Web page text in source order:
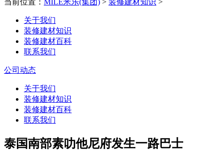
关于我们
装修建材知识
装修建材百科
联系我们
公司动态
关于我们
装修建材知识
装修建材百科
联系我们
泰国南部素叻他尼府发生一路巴士